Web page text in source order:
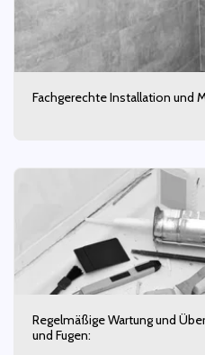
Fachgerechte Installation und
Regelmäßige Wartung und
und Fugen: